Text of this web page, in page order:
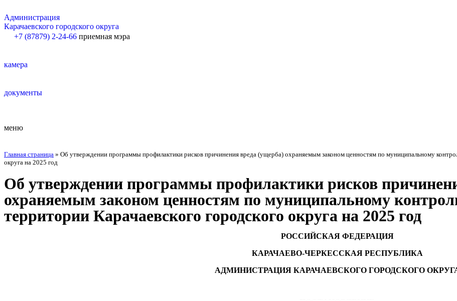
Администрация
Карачаевского городского округа
+7 (87879) 2-24-66 приемная мэра
камера
документы
меню
Главная страница » Об утверждении программы профилактики рисков причинения вреда (ущерба) охраняемым законом ценностям по муниципальному
округа на 2025 год
Об утверждении программы профилактики рисков
охраняемым законом ценностям по муниципальному
территории Карачаевского городского округа на 2025 год
РОССИЙСКАЯ ФЕДЕРАЦИЯ
КАРАЧАЕВО-ЧЕРКЕССКАЯ РЕСПУБЛИКА
АДМИНИСТРАЦИЯ КАРАЧАЕВСКОГО ГОРОДСКОГО